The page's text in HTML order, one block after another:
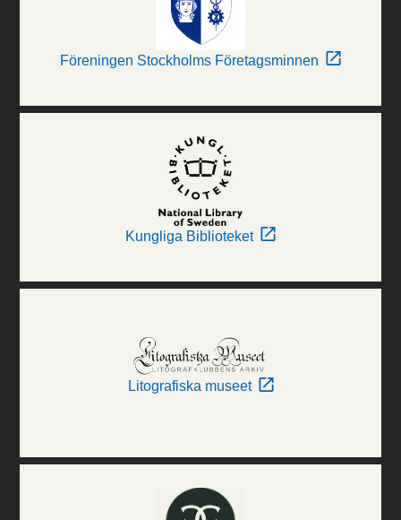
Föreningen Stockholms Företagsminnen
Kungliga Biblioteket
Litografiska museet